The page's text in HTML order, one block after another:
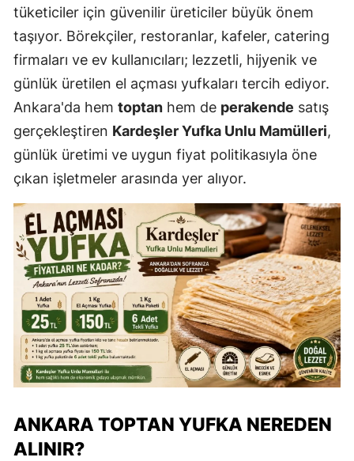
tüketiciler için güvenilir üreticiler büyük önem
taşıyor. Börekçiler, restoranlar, kafeler, catering
firmaları ve ev kullanıcıları; lezzetli, hijyenik ve
günlük üretilen el açması yufkaları tercih ediyor.
Ankara'da hem toptan hem de perakende satış
gerçekleştiren Kardeşler Yufka Unlu Mamülleri,
günlük üretimi ve uygun fiyat politikasıyla öne
çıkan işletmeler arasında yer alıyor.
ANKARA TOPTAN YUFKA NEREDEN
ALINIR?